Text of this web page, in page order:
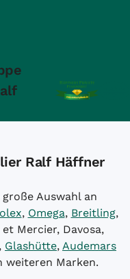
Ralf Häffner
Auswahl an
, Omega, Breitling,
Mercier, Davosa,
Glashütte, Audemars
weiteren Marken.